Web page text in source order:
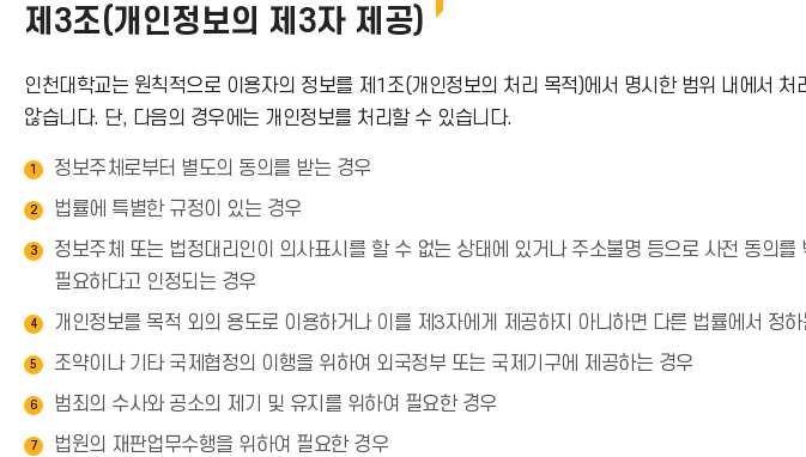
제3조(개인정보의 제3자 제공)
인천대학교는 원칙적으로 이용자의 정보를 제1조(개인정보의 처리 목적)에서 명시한 범위 내에서
않습니다. 단, 다음의 경우에는 개인정보를 처리할 수 있습니다.
1 정보주체로부터 별도의 동의를 받는 경우
2 법률에 특별한 규정이 있는 경우
3
정보주체 또는 법정대리인이 의사표시를 할 수 없는 상태에 있거나 주소불명 등으로 사전 동의
필요하다고 인정되는 경우
4 개인정보를 목적 외의 용도로 이용하거나 이를 제3자에게 제공하지 아니하면 다른 법률에서 정
5 조약이나 기타 국제협정의 이행을 위하여 외국정부 또는 국제기구에 제공하는 경우
6 범죄의 수사와 공소의 제기 및 유지를 위하여 필요한 경우
7 법원의 재판업무수행을 위하여 필요한 경우